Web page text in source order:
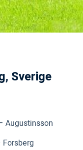
Sverige
Augustinsson